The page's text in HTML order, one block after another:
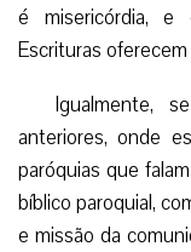
‘American Bible
Barron, Bispo
Misericórdia,
prelado destaca as
é misericórdia, e
Escrituras oferecem